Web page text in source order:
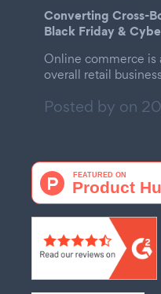
Converting Cross-
Black Friday &
Online commerce is
overall retail
Posted by on